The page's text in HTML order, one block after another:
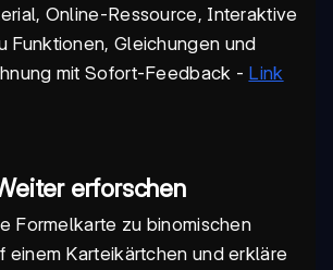
Online-Ressource, Interaktive
Funktionen, Gleichungen und
mit Sofort-Feedback - Link
erforschen
Formelkarte zu binomischen
einem Karteikärtchen und erkläre